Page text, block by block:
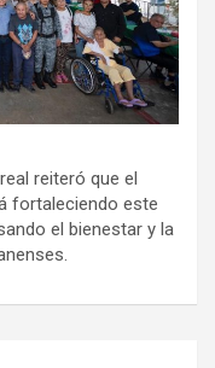
reiteró que el
fortaleciendo este
el bienestar y la